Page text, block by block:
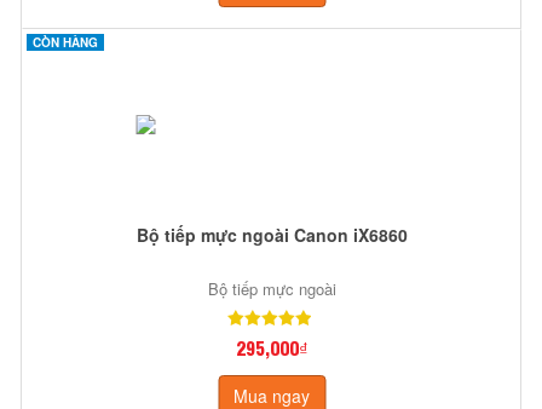
CÒN HÀNG
Bộ tiếp mực ngoài Canon iX6860
Bộ tiếp mực ngoài
295,000₫
Mua ngay